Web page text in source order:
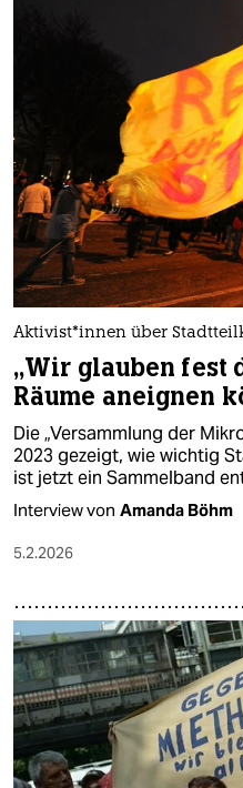
Ak­ti­vis­t*in­nen über
„Wir glauben fest
Räume aneignen
Die „Versammlung der
2023 gezeigt, wie wichtig
ist jetzt ein Sammelband
Interview von Amanda Böhm
5.2.2026